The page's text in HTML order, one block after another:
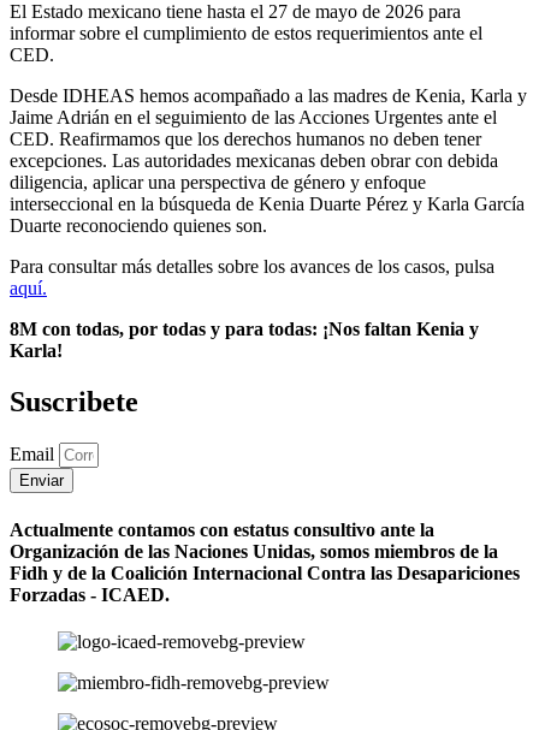
El Estado mexicano tiene hasta el 27 de mayo de 2026 para
informar sobre el cumplimiento de estos requerimientos ante el
CED.
Desde IDHEAS hemos acompañado a las madres de Kenia, Karla y
Jaime Adrián en el seguimiento de las Acciones Urgentes ante el
CED. Reafirmamos que los derechos humanos no deben tener
excepciones. Las autoridades mexicanas deben obrar con debida
diligencia, aplicar una perspectiva de género y enfoque
interseccional en la búsqueda de Kenia Duarte Pérez y Karla García
Duarte reconociendo quienes son.
Para consultar más detalles sobre los avances de los casos, pulsa
aquí.
8M con todas, por todas y para todas: ¡Nos faltan Kenia y
Karla!
Suscribete
Email
Enviar
Actualmente contamos con estatus consultivo ante la
Organización de las Naciones Unidas, somos miembros de la
Fidh y de la Coalición Internacional Contra las Desapariciones
Forzadas - ICAED.